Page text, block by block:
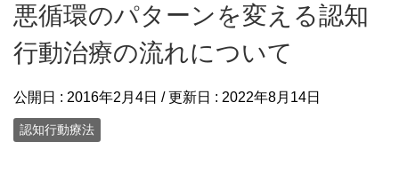
悪循環のパターンを変える認知
行動治療の流れについて
公開日 : 2016年2月4日 / 更新日 : 2022年8月14日
認知行動療法